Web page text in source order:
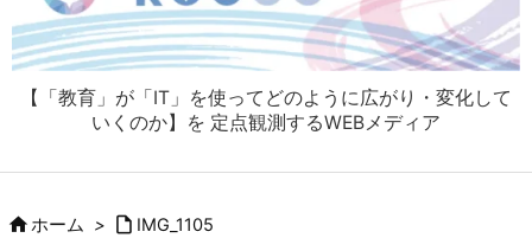
【「教育」が「IT」を使ってどのように広がり・変化して
いくのか】を 定点観測するWEBメディア

メニュ

ホーム >  IMG_1105